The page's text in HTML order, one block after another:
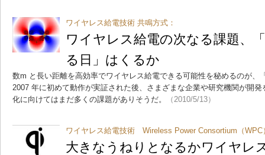
ワイヤレス給電技術 共鳴方式：
ワイヤレス給電の次なる課題、
る日」はくるか
数m と長い距離を高効率でワイヤレス給電できる可能性を秘めるのが、
2007 年に初めて動作が実証された後、さまざまな企業や研究機関が開
化に向けてはまだ多くの課題がありそうだ。
（2010/5/13）
ワイヤレス給電技術 Wireless Power Consortium（WPC
大きなうねりとなるかワイヤレ